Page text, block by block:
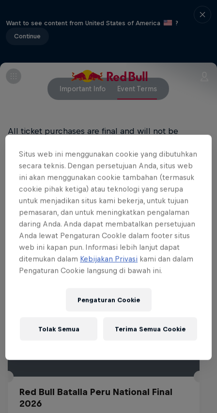
Want to see content from United States of America
?
Continue
Important Info Event Terms
All ticket purchases are final and will not be
RED BULL PRIVACY POLICY
RED BULL TERMS OF USE
Acara lainnya
Red Bull Batalla Peru National Final
2026
Situs web ini menggunakan cookie yang dibutuhkan
secara teknis. Dengan persetujuan Anda, situs web
ini akan menggunakan cookie tambahan (termasuk
cookie pihak ketiga) atau teknologi yang serupa
untuk menjadikan situs kami bekerja, untuk tujuan
pemasaran, dan untuk meningkatkan pengalaman
daring Anda. Anda dapat membatalkan persetujuan
Anda lewat Pengaturan CookIe dalam footer situs
web ini kapan pun. Informasi lebih lanjut dapat
ditemukan dalam Kebijakan Privasi kami dan dalam
Pengaturan Cookie langsung di bawah ini.
Pengaturan Cookie
Tolak Semua Terima Semua Cookie